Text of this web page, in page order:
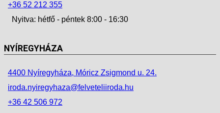
+36 52 212 355
Nyitva: hétfő - péntek 8:00 - 16:30
NYÍREGYHÁZA
4400 Nyíregyháza, Móricz Zsigmond u. 24.
iroda.nyiregyhaza@felveteliiroda.hu
+36 42 506 972